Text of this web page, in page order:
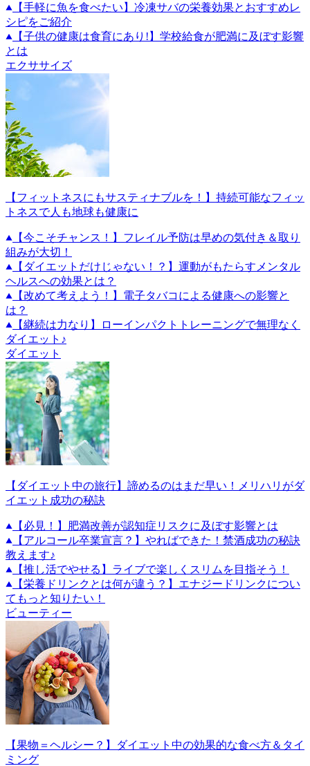
【手軽に魚を食べたい】冷凍サバの栄養効果とおすすめレ
シピをご紹介
【子供の健康は食育にあり!】学校給食が肥満に及ぼす影響
とは
エクササイズ
【フィットネスにもサスティナブルを！】持続可能なフィッ
トネスで人も地球も健康に
【今こそチャンス！】フレイル予防は早めの気付き＆取り
組みが大切！
【ダイエットだけじゃない！？】運動がもたらすメンタル
ヘルスへの効果とは？
【改めて考えよう！】電子タバコによる健康への影響と
は？
【継続は力なり】ローインパクトトレーニングで無理なく
ダイエット♪
ダイエット
【ダイエット中の旅行】諦めるのはまだ早い！メリハリがダ
イエット成功の秘訣
【必見！】肥満改善が認知症リスクに及ぼす影響とは
【アルコール卒業宣言？】やればできた！禁酒成功の秘訣
教えます♪
【推し活でやせる】ライブで楽しくスリムを目指そう！
【栄養ドリンクとは何が違う？】エナジードリンクについ
てもっと知りたい！
ビューティー
【果物＝ヘルシー？】ダイエット中の効果的な食べ方＆タイ
ミング